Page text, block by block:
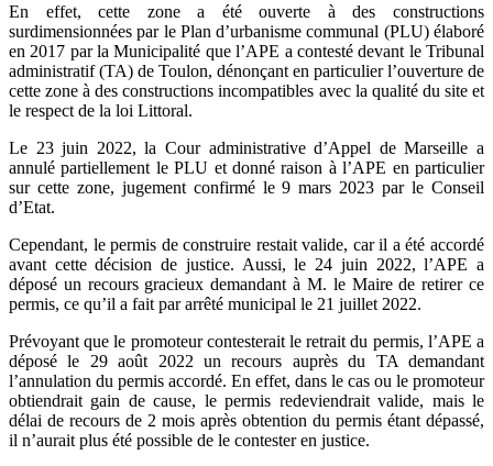
En effet, cette zone a été ouverte à des constructions
surdimensionnées par le Plan d’urbanisme communal (PLU) élaboré
en 2017 par la Municipalité que l’APE a contesté devant le Tribunal
administratif (TA) de Toulon, dénonçant en particulier l’ouverture de
cette zone à des constructions incompatibles avec la qualité du site et
le respect de la loi Littoral.
Le 23 juin 2022, la Cour administrative d’Appel de Marseille a
annulé partiellement le PLU et donné raison à l’APE en particulier
sur cette zone, jugement confirmé le 9 mars 2023 par le Conseil
d’Etat.
Cependant, le permis de construire restait valide, car il a été accordé
avant cette décision de justice. Aussi, le 24 juin 2022, l’APE a
déposé un recours gracieux demandant à M. le Maire de retirer ce
permis, ce qu’il a fait par arrêté municipal le 21 juillet 2022.
Prévoyant que le promoteur contesterait le retrait du permis, l’APE a
déposé le 29 août 2022 un recours auprès du TA demandant
l’annulation du permis accordé. En effet, dans le cas ou le promoteur
obtiendrait gain de cause, le permis redeviendrait valide, mais le
délai de recours de 2 mois après obtention du permis étant dépassé,
il n’aurait plus été possible de le contester en justice.